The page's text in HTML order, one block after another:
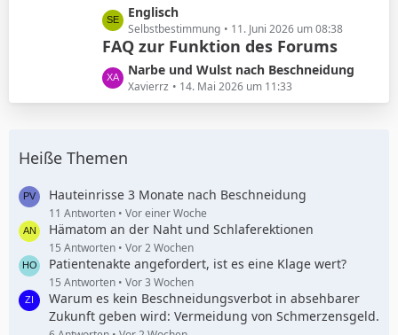
L
e
t
z
t
e
i
r
ä
g
e
Englisch
Selbstbestimmung 11. Juni 2026 um 08:38
FAQ zur Funktion des Forums
L
e
t
e
e
i
t
r
ä
g
e
Narbe und Wulst nach Beschneidung
Xavierrz 14. Mai 2026 um 11:33
Heiße Themen
Hauteinrisse 3 Monate nach Beschneidung
11 Antworten Vor einer Woche
Hämatom an der Naht und Schlaferektionen
15 Antworten Vor 2 Wochen
Patientenakte angefordert, ist es eine Klage wert?
15 Antworten Vor 3 Wochen
Warum es kein Beschneidungsverbot in absehbarer
Zukunft geben wird: Vermeidung von Schmerzensgeld.